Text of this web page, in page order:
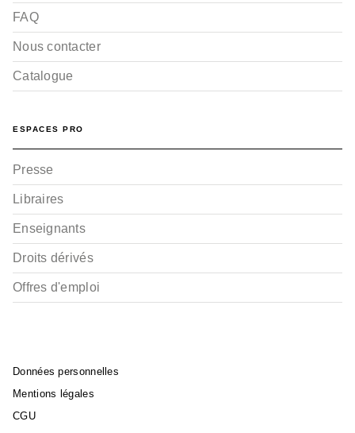
FAQ
Nous contacter
Catalogue
ESPACES PRO
Presse
Libraires
Enseignants
Droits dérivés
Offres d'emploi
Données personnelles
Mentions légales
CGU